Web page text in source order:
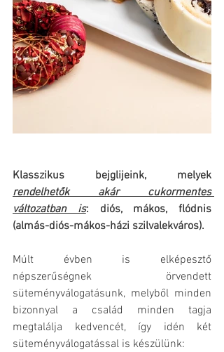
rendelhetők akár cukormentes
változatban is: diós, mákos, flódnis
(almás-diós-mákos-házi szilvalekváros).
Múlt évben is elképesztő
népszerűségnek örvendett
süteményválogatásunk, melyből minden
bizonnyal a család minden tagja
megtalálja kedvencét, így idén két
süteményválogatással is készülünk: